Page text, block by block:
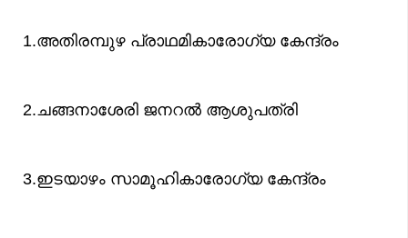
1.അതിരമ്പുഴ പ്രാഥമികാരോഗ്യ കേന്ദ്രം
2.ചങ്ങനാശേരി ജനറല്‍ ആശുപത്രി
3.ഇടയാഴം സാമൂഹികാരോഗ്യ കേന്ദ്രം